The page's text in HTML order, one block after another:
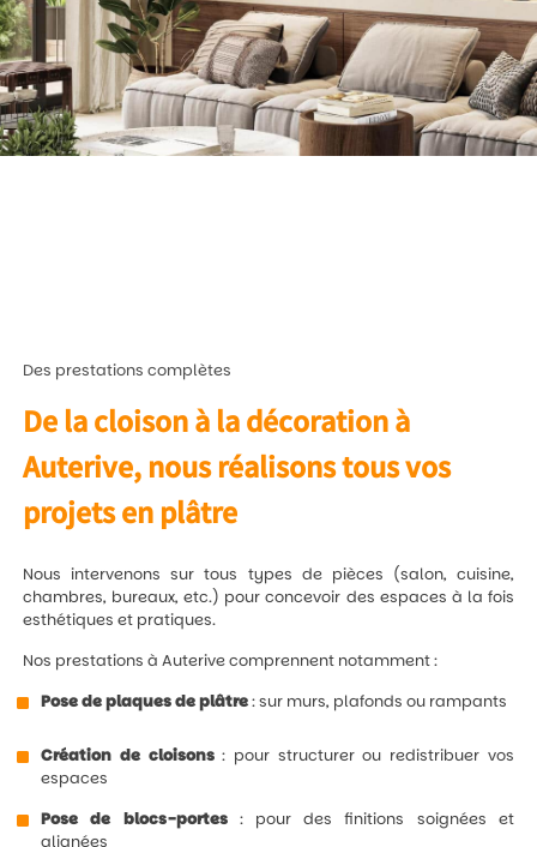
Des prestations complètes
De la cloison à la décoration à
Auterive, nous réalisons tous vos
projets en plâtre
Nous intervenons sur tous types de pièces (salon, cuisine,
chambres, bureaux, etc.) pour concevoir des espaces à la fois
esthétiques et pratiques.
Nos prestations à Auterive comprennent notamment :
Pose de plaques de plâtre: sur murs, plafonds ou rampants
Création de cloisons: pour structurer ou redistribuer vos
espaces
Pose de blocs-portes: pour des finitions soignées et
alignées